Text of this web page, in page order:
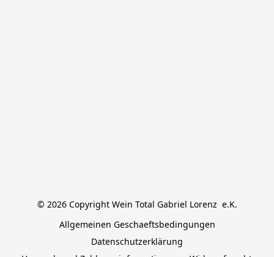
© 2026 Copyright Wein Total Gabriel Lorenz  e.K.
Allgemeinen Geschaeftsbedingungen
Datenschutzerklärung